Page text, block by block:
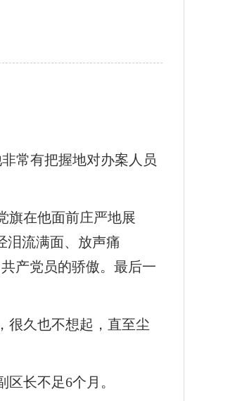
常有把握地对办案人员
旗在他面前庄严地展
泪流满面、放声痛
产党员的骄傲。最后一
很久也不想起，直至尘
长不足6个月。